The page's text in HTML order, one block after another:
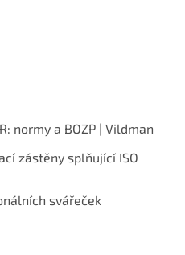
normy a BOZP | Vildman
zástěny splňující ISO
svářeček